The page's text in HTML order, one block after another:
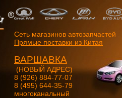
Сеть магазинов автозапчастей
Прямые поставки из Китая
ВАРШАВКА
(НОВЫЙ АДРЕС)
8 (926) 884-77-07
8 (495) 644-35-79
многоканальный